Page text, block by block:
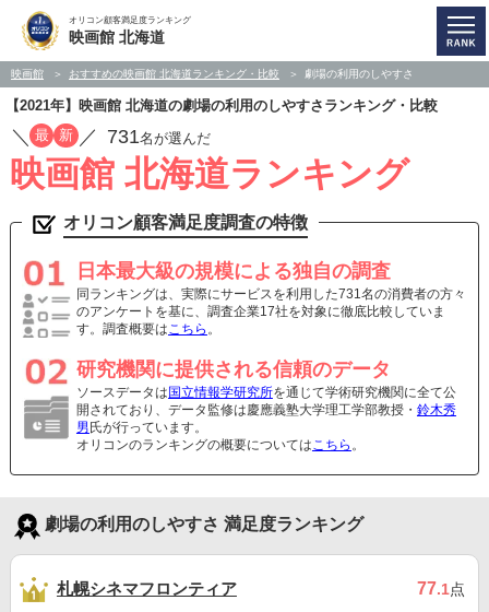
オリコン顧客満足度ランキング
映画館 北海道
映画館 おすすめの映画館 北海道ランキング・比較 劇場の利用のしやすさ
【2021年】映画館 北海道の劇場の利用のしやすさランキング・比較
／ 最 新 ／ 731名が選んだ
映画館 北海道ランキング
オリコン顧客満足度調査の特徴
日本最大級の規模による独自の調査
同ランキングは、実際にサービスを利用した731名の消費者の方々
のアンケートを基に、調査企業17社を対象に徹底比較していま
す。調査概要はこちら 。
研究機関に提供される信頼のデータ
ソースデータは 国立情報学研究所を通じて学術研究機関に全て公
開されており、データ監修は慶應義塾大学理工学部教授・ 鈴木秀
男 氏が行っています。
オリコンのランキングの概要についてはこちら 。
劇場の利用のしやすさ 満足度ランキング
札幌シネマフロンティア 77.1点